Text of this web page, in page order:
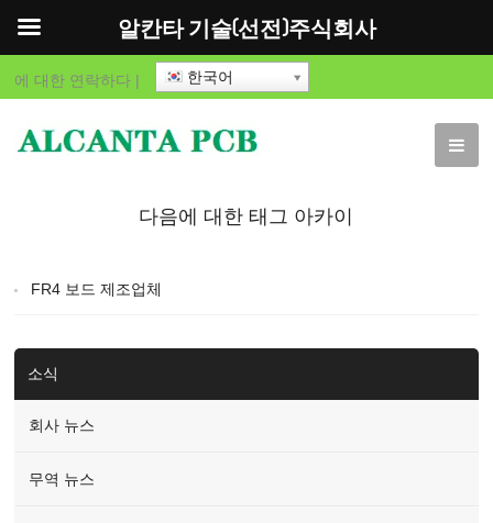
에 대한 연락하다 | 한국어
다음에 대한 태그 아카이
FR4 보드 제조업체
소식
회사 뉴스
무역 뉴스
알칸타 기술(선전)주식회사